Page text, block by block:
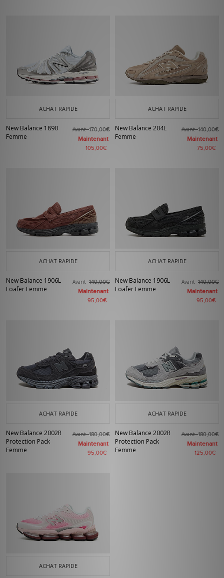
ACHAT RAPIDE
New Balance 1890
Femme
Avant170,00€
Maintenant
105,00€
ACHAT RAPIDE
New Balance 204L
Femme
Avant140,00€
Maintenant
75,00€
ACHAT RAPIDE
New Balance 1906L
Loafer Femme
Avant140,00€
Maintenant
95,00€
ACHAT RAPIDE
New Balance 1906L
Loafer Femme
Avant140,00€
Maintenant
95,00€
ACHAT RAPIDE
New Balance 2002R
Protection Pack
Femme
Avant180,00€
Maintenant
95,00€
ACHAT RAPIDE
New Balance 2002R
Protection Pack
Femme
Avant180,00€
Maintenant
125,00€
ACHAT RAPIDE